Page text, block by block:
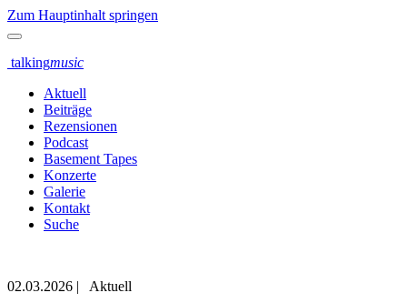
Zum Hauptinhalt springen
talkingmusic
Aktuell
Beiträge
Rezensionen
Podcast
Basement Tapes
Konzerte
Galerie
Kontakt
Suche
02.03.2026 | Aktuell